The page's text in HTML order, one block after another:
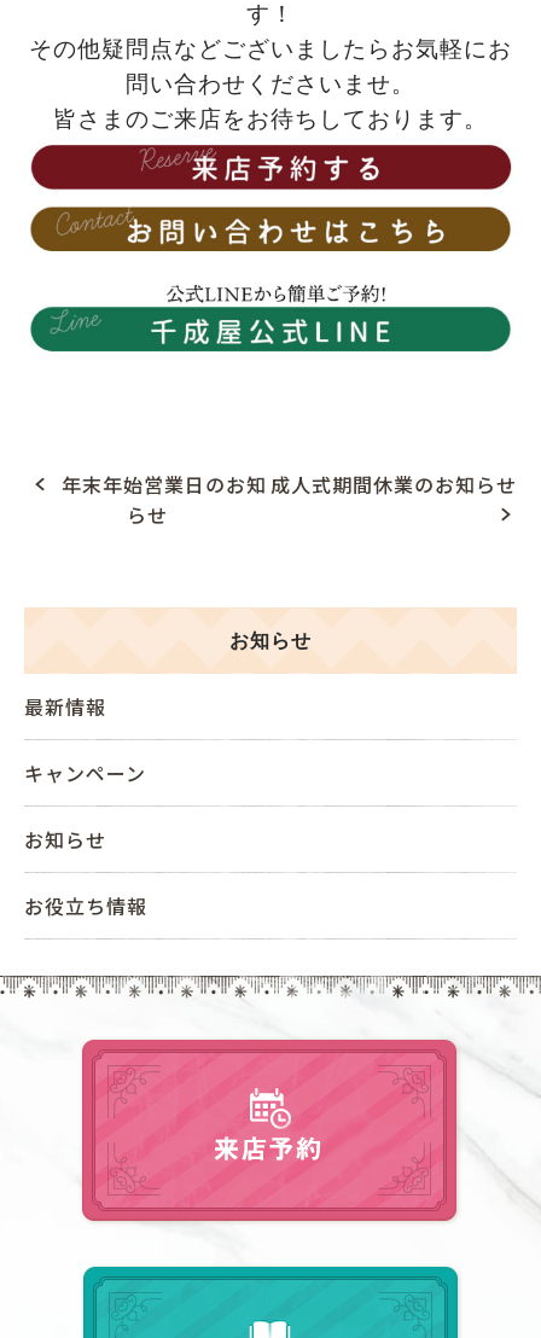
す！
その他疑問点などございましたらお気軽にお
問い合わせくださいませ。
皆さまのご来店をお待ちしております。
P
v
i
g
a
年末年始営業日のお知
らせ
成人式期間休業のお知らせ
お知らせ
最新情報
キャンペーン
お知らせ
お役立ち情報